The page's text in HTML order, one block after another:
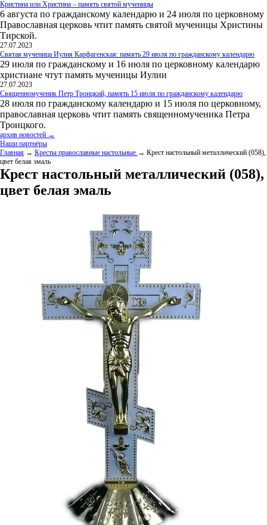
Кристина или Христина – память святой мученицы
6 августа по гражданскому календарю и 24 июля по церковному
Православная церковь чтит память святой мученицы Христины
Тирской.
27.07.2023
Святая мученица Иулия Карфагенская: память 29 июля по гражданскому календарю
29 июля по гражданскому и 16 июля по церковному календарю
христиане чтут память мученицы Иулии
27.07.2023
Священномученик Петр Троицкий, память 15 июля по гражданскому календарю
28 июля по гражданскому календарю и 15 июля по церковному,
православная церковь чтит память священномученика Петра
Троицкого.
архив новостей →
Наши партнёры
Главная → Кресты православные настольные → Крест настольный металлический (058),
цвет белая эмаль
Крест настольный металлический (058),
цвет белая эмаль